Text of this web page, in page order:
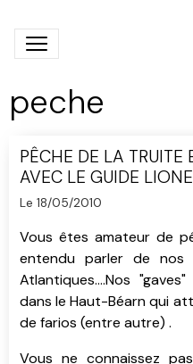
peche
PÊCHE DE LA TRUITE
AVEC LE GUIDE
Le 18/05/2010
Vous êtes amateur de
entendu parler de nos
Atlantiques....Nos
dans le Haut-Béarn qui
de farios (entre autre) .
Vous ne connaissez